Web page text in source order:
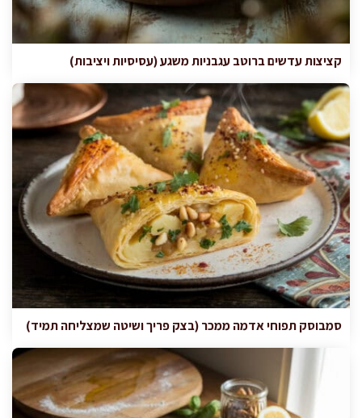
קציצות עדשים ברוטב עגבניות משגע (עסיסיות ויציבות)
סמבוסק תפוחי אדמה ממכר (בצק פריך ושיטה שמצליחה תמיד)